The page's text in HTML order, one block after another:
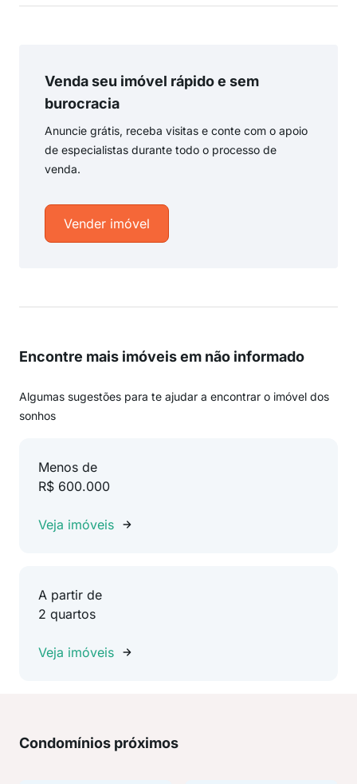
Venda seu imóvel rápido e sem
burocracia
Anuncie grátis, receba visitas e conte com o apoio
de especialistas durante todo o processo de
venda.
Vender imóvel
Encontre mais imóveis em não informado
Algumas sugestões para te ajudar a encontrar o imóvel dos
sonhos
Menos de
R$ 600.000
Veja imóveis
A partir de
2 quartos
Veja imóveis
Condomínios próximos